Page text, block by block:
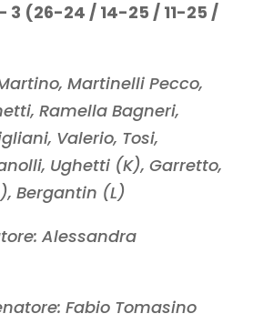
– 3 (26-24 / 14-25 / 11-25 /
Martinelli Pecco,
Ramella Bagneri,
Valerio, Tosi,
Ughetti (K), Garretto,
Bergantin (L)
Alessandra
Fabio Tomasino